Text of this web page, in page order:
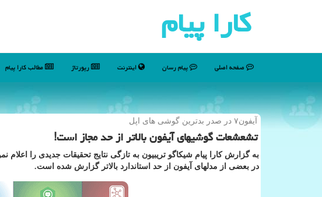
كارا پیام
صفحه اصلی پیام رسان اینترنت رپورتاژ مطالب كارا پیام
آیفون۷ در صدر بدترین گوشی های اپل
تشعشعات گوشیهای آیفون بالاتر از حد مجاز است!
به گزارش كارا پیام شیكاگو تریبیون به تازگی نتایج تحقیقات جدیدی را
در بعضی از مدلهای آیفون از حد استاندارد بالاتر گزارش شده است.